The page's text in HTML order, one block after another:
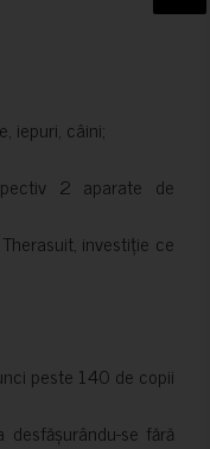
iepuri, câini;
2 aparate de
investiție ce
peste 140 de copii
se fără